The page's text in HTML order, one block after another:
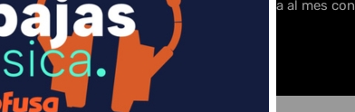
hasta en 18 meses por una pequeña cuota al mes con